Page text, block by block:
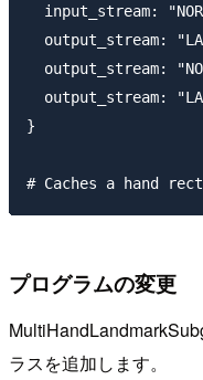
input_stream:
output_stream:
output_stream:
output_stream:
}
プログラムの変更
ラスを追加します。